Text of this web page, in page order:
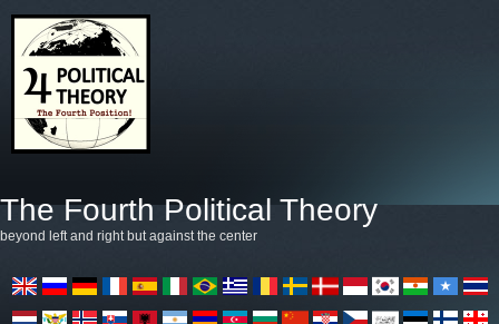
The Fourth Political Theory
beyond left and right but against the center